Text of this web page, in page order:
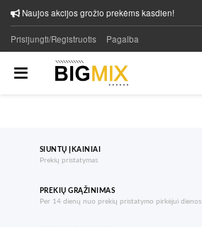
Naujos akcijos grožio prekėms kasdien!
Prisijungti/Registruotis Pagalba
SIUNTŲ ĮKAINIAI
Prekių pristatymas
PREKIŲ GRĄŽINIMAS
Per 14 dienų nuo prekių pristatymo pirkėjui dienos